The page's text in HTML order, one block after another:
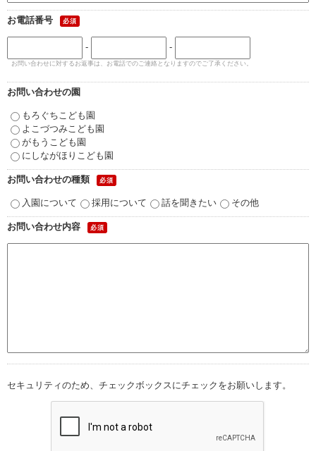
お電話番号 必須
- -
お問い合わせに対するお返事は、お電話でのご連絡となりますのでご了承ください。
お問い合わせの園
もろぐちこども園
よこづつみこども園
がもうこども園
にしながほりこども園
お問い合わせの種類 必須
入園について 採用について 話を聞きたい その他
お問い合わせ内容 必須
セキュリティのため、チェックボックスにチェックをお願いします。
医師の許可証
勤務証明書
第三者評価報告書
園の自己評価公表